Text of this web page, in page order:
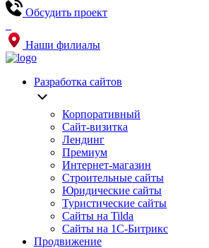
Обсудить проект
Наши филиалы
Разработка сайтов
Корпоративный
Сайт-визитка
Лендинг
Премиум
Интернет-магазин
Строительные сайты
Юридические сайты
Туристические сайты
Сайты на Tilda
Сайты на 1С-Битрикс
Продвижение